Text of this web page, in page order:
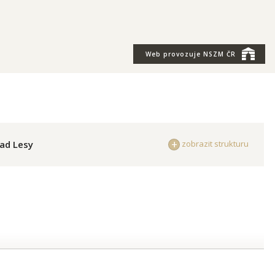
Web provozuje NSZM ČR
zobrazit strukturu
Lesy